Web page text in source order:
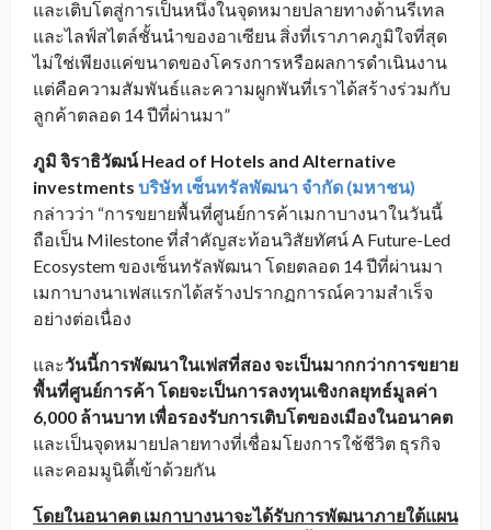
และเติบโตสู่การเป็นหนึ่งในจุดหมายปลายทางด้านรีเทล
และไลฟ์สไตล์ชั้นนำของอาเซียน สิ่งที่เราภาคภูมิใจที่สุด
ไม่ใช่เพียงแค่ขนาดของโครงการหรือผลการดำเนินงาน
แต่คือความสัมพันธ์และความผูกพันที่เราได้สร้างร่วมกับ
ลูกค้าตลอด 14 ปีที่ผ่านมา”
ภูมิ จิราธิวัฒน์Head of Hotels and Alternative
investments บริษัท เซ็นทรัลพัฒนา จำกัด (มหาชน)
กล่าวว่า “การขยายพื้นที่ศูนย์การค้าเมกาบางนาในวันนี้
ถือเป็น Milestone ที่สำคัญสะท้อนวิสัยทัศน์ A Future-Led
Ecosystem ของเซ็นทรัลพัฒนา โดยตลอด 14 ปีที่ผ่านมา
เมกาบางนาเฟสแรกได้สร้างปรากฏการณ์ความสำเร็จ
อย่างต่อเนื่อง
และวันนี้การพัฒนาในเฟสที่สอง จะเป็นมากกว่าการขยาย
พื้นที่ศูนย์การค้า โดยจะเป็นการลงทุนเชิงกลยุทธ์มูลค่า
6,000 ล้านบาท เพื่อรองรับการเติบโตของเมืองในอนาคต
และเป็นจุดหมายปลายทางที่เชื่อมโยงการใช้ชีวิต ธุรกิจ
และคอมมูนิตี้เข้าด้วยกัน
โดยในอนาคต เมกาบางนาจะได้รับการพัฒนาภายใต้แผน